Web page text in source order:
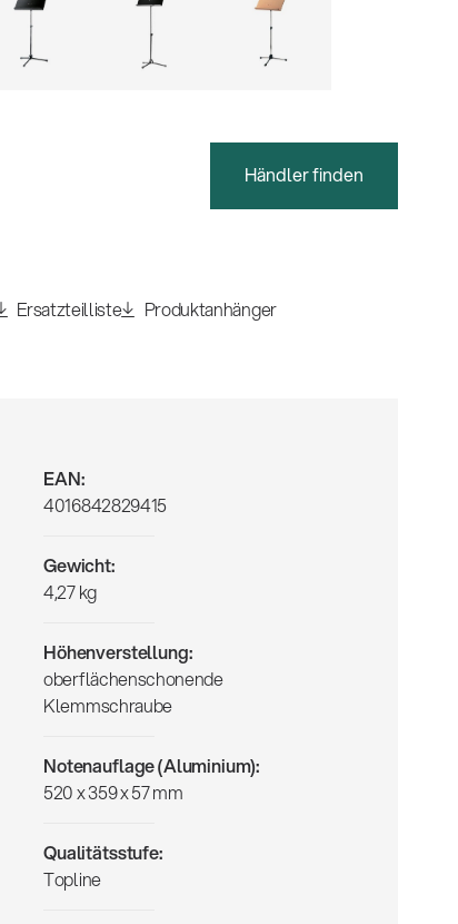
Händler finden
Ersatzteilliste Produktanhänger
EAN:
4016842829415
Gewicht:
4,27 kg
Höhenverstellung:
oberflächenschonende
Klemmschraube
Notenauflage (Aluminium):
520 x 359 x 57 mm
Qualitätsstufe:
Topline